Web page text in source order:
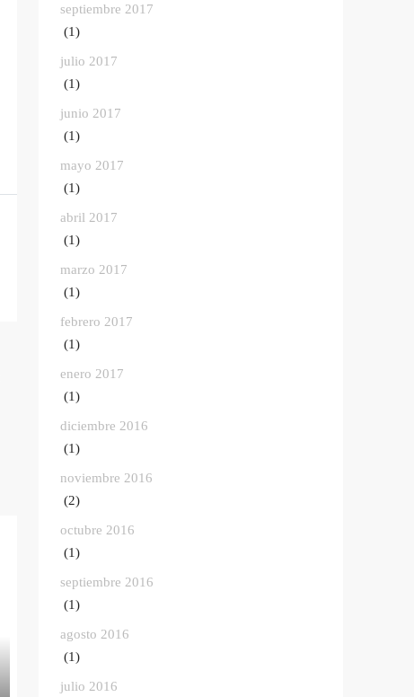
septiembre 2017
(1)
julio 2017
(1)
junio 2017
(1)
mayo 2017
(1)
abril 2017
(1)
marzo 2017
(1)
febrero 2017
(1)
enero 2017
(1)
diciembre 2016
(1)
noviembre 2016
(2)
octubre 2016
(1)
septiembre 2016
(1)
agosto 2016
(1)
julio 2016